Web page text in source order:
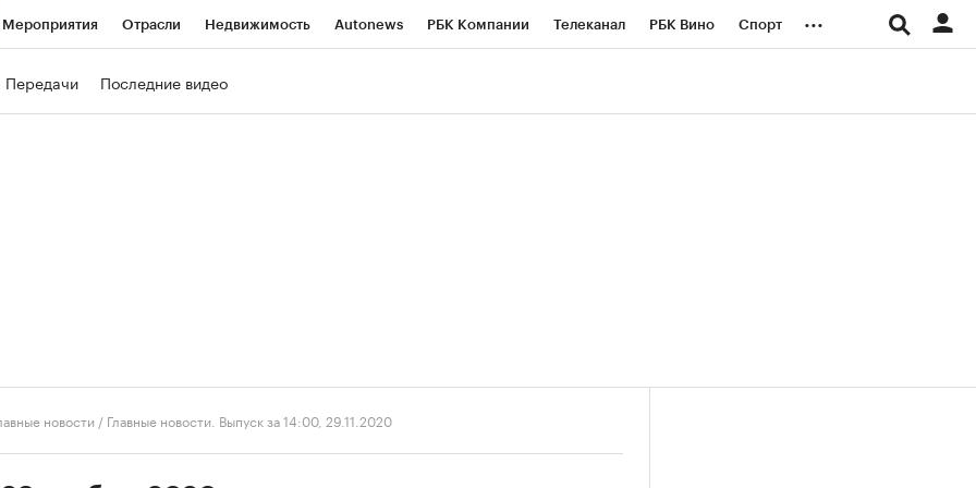
Мероприятия Отрасли Недвижимость Autonews РБК Компании Телеканал РБК Вино Спорт ...
Передачи Последние видео
новости / Главные новости. Выпуск за 14:00, 29.11.2020